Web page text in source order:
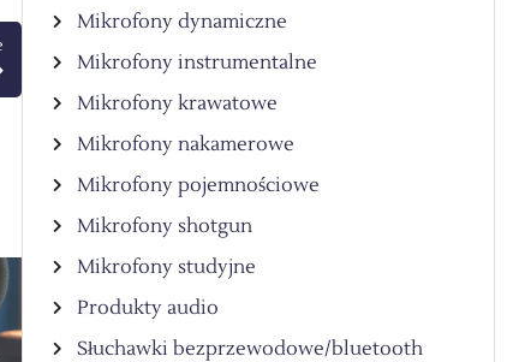
Mikrofony dynamiczne
Mikrofony instrumentalne
Mikrofony krawatowe
Mikrofony nakamerowe
Mikrofony pojemnościowe
Mikrofony shotgun
Mikrofony studyjne
Produkty audio
Słuchawki bezprzewodowe/bluetooth